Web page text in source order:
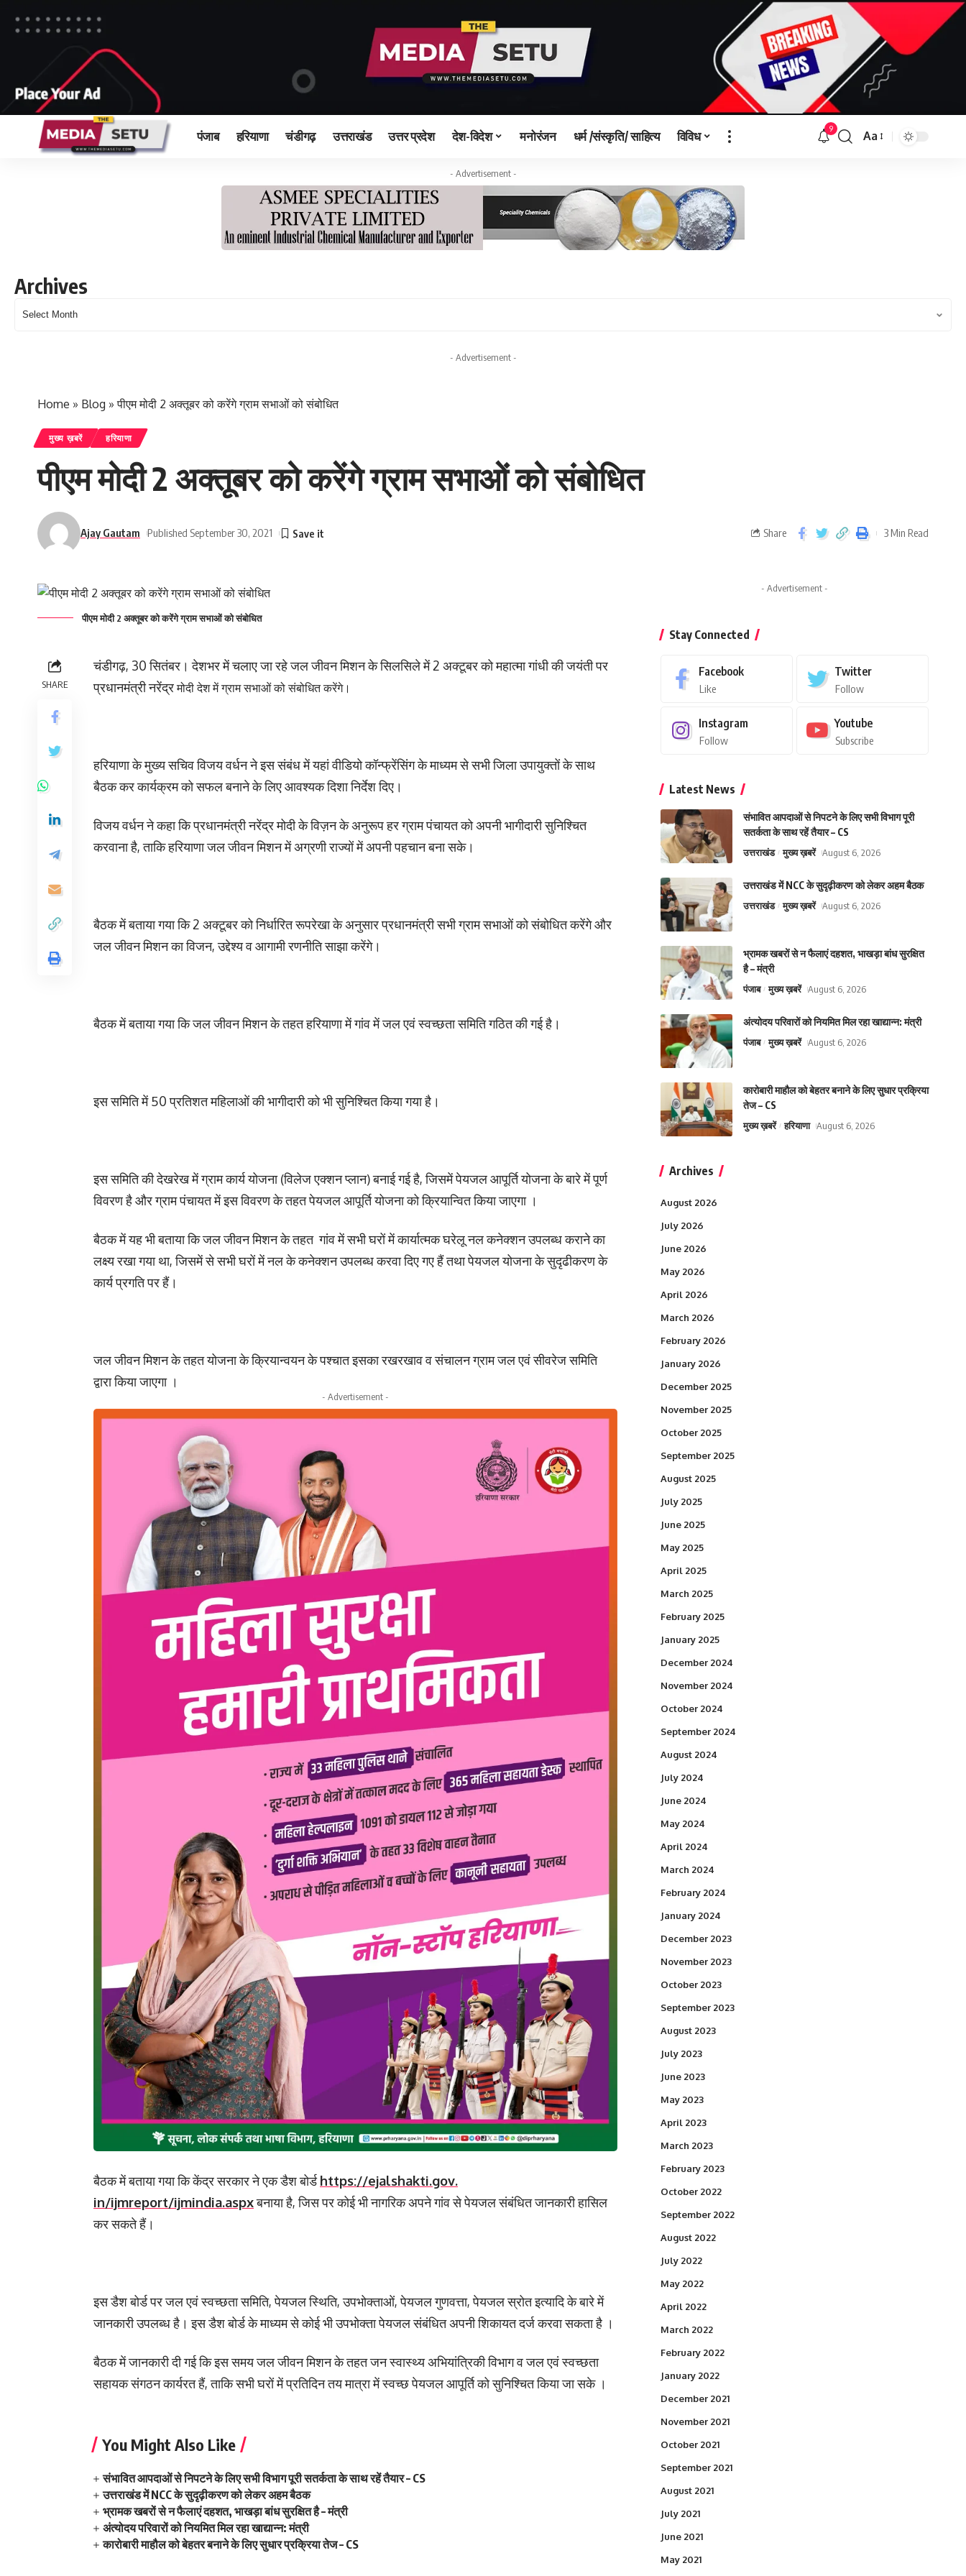
पंजाब हरियाणा चंडीगढ़ उत्तराखंड उत्तर प्रदेश देश-विदेश मनोरंजन धर्म /संस्कृति/ साहित्य विविध 9
Aa
- Advertisement -
Archives
- Advertisement -
Home » Blog »पीएम मोदी 2 अक्तूबर को करेंगे ग्राम सभाओं को संबोधित
मुख्य ख़बरें हरियाणा
पीएम मोदी 2 अक्तूबर को करेंगे ग्राम सभाओं को संबोधित
Ajay Gautam Published September 30, 2021 Share 3 Min Read
पीएम मोदी 2 अक्तूबर को करेंगे ग्राम सभाओं को संबोधित
SHARE
चंडीगढ़, 30 सितंबर। देशभर में चलाए जा रहे जल जीवन मिशन के सिलसिले में 2 अक्टूबर को महात्मा गांधी की जयंती पर
प्रधानमंत्री नरेंद्रमोदी देश में ग्राम सभाओं को संबोधित करेंगे।
हरियाणा के मुख्य सचिव विजय वर्धन ने इस संबंध में यहां वीडियो कॉन्फ्रेंसिंग के माध्यम से सभी जिला उपायुक्तों के साथ
बैठक कर कार्यक्रम को सफल बनाने के लिए आवश्यक दिशा निर्देश दिए।
विजय वर्धन ने कहा कि प्रधानमंत्री नरेंद्र मोदी के विज़न के अनुरूप हर ग्राम पंचायत को अपनी भागीदारी सुनिश्चित
करवाना है, ताकि हरियाणा जल जीवन मिशन में अग्रणी राज्यों में अपनी पहचान बना सके।
बैठक में बताया गया कि 2 अक्टूबर को निर्धारित रूपरेखा के अनुसार प्रधानमंत्री सभी ग्राम सभाओं को संबोधित करेंगे और
जल जीवन मिशन का विजन, उद्देश्य व आगामी रणनीति साझा करेंगे।
बैठक में बताया गया कि जल जीवन मिशन के तहत हरियाणा में गांव में जल एवं स्वच्छता समिति गठित की गई है।
इस समिति में 50 प्रतिशत महिलाओं की भागीदारी को भी सुनिश्चित किया गया है।
इस समिति की देखरेख में ग्राम कार्य योजना (विलेज एक्शन प्लान) बनाई गई है, जिसमें पेयजल आपूर्ति योजना के बारे में पूर्ण
विवरण है और ग्राम पंचायत में इस विवरण के तहत पेयजल आपूर्ति योजना को क्रियान्वित किया जाएगा ।
बैठक में यह भी बताया कि जल जीवन मिशन के तहत गांव में सभी घरों में कार्यात्मक घरेलू नल कनेक्शन उपलब्ध कराने का
लक्ष्य रखा गया था, जिसमें से सभी घरों में नल के कनेक्शन उपलब्ध करवा दिए गए हैं तथा पेयजल योजना के सुदृढीकरण के
कार्य प्रगति पर हैं।
जल जीवन मिशन के तहत योजना के क्रियान्वयन के पश्चात इसका रखरखाव व संचालन ग्राम जल एवं सीवरेज समिति
द्वारा किया जाएगा ।
- Advertisement -
बैठक में बताया गया कि केंद्र सरकार ने एक डैश बोर्डhttps://ejalshakti.gov.
in/ijmreport/ijmindia.aspxबनाया है, जिस पर कोई भी नागरिक अपने गांव से पेयजल संबंधित जानकारी हासिल
कर सकते हैं।
इस डैश बोर्ड पर जल एवं स्वच्छता समिति, पेयजल स्थिति, उपभोक्ताओं, पेयजल गुणवत्ता, पेयजल स्रोत इत्यादि के बारे में
जानकारी उपलब्ध है। इस डैश बोर्ड के माध्यम से कोई भी उपभोक्ता पेयजल संबंधित अपनी शिकायत दर्ज करवा सकता है ।
बैठक में जानकारी दी गई कि इस समय जल जीवन मिशन के तहत जन स्वास्थ्य अभियांत्रिकी विभाग व जल एवं स्वच्छता
सहायक संगठन कार्यरत हैं, ताकि सभी घरों में प्रतिदिन तय मात्रा में स्वच्छ पेयजल आपूर्ति को सुनिश्चित किया जा सके ।
You Might Also Like
संभावित आपदाओं से निपटने के लिए सभी विभाग पूरी सतर्कता के साथ रहें तैयार – CS
उत्तराखंड में NCC के सुदृढ़ीकरण को लेकर अहम बैठक
भ्रामक खबरों से न फैलाएं दहशत, भाखड़ा बांध सुरक्षित है – मंत्री
अंत्योदय परिवारों को नियमित मिल रहा खाद्यान्न: मंत्री
कारोबारी माहौल को बेहतर बनाने के लिए सुधार प्रक्रिया तेज – CS
- Advertisement -
Stay Connected
Facebook
Like
Twitter
Follow
Instagram
Follow
Youtube
Subscribe
Latest News
संभावित आपदाओं से निपटने के लिए सभी विभाग पूरी
सतर्कता के साथ रहें तैयार – CS
उत्तराखंड मुख्य ख़बरें August 6, 2026
उत्तराखंड में NCC के सुदृढ़ीकरण को लेकर अहम बैठक
उत्तराखंड मुख्य ख़बरें August 6, 2026
भ्रामक खबरों से न फैलाएं दहशत, भाखड़ा बांध सुरक्षित
है – मंत्री
पंजाब मुख्य ख़बरें August 6, 2026
अंत्योदय परिवारों को नियमित मिल रहा खाद्यान्न: मंत्री
पंजाब मुख्य ख़बरें August 6, 2026
कारोबारी माहौल को बेहतर बनाने के लिए सुधार प्रक्रिया
तेज – CS
मुख्य ख़बरें हरियाणा August 6, 2026
Archives
August 2026
July 2026
June 2026
May 2026
April 2026
March 2026
February 2026
January 2026
December 2025
November 2025
October 2025
September 2025
August 2025
July 2025
June 2025
May 2025
April 2025
March 2025
February 2025
January 2025
December 2024
November 2024
October 2024
September 2024
August 2024
July 2024
June 2024
May 2024
April 2024
March 2024
February 2024
January 2024
December 2023
November 2023
October 2023
September 2023
August 2023
July 2023
June 2023
May 2023
April 2023
March 2023
February 2023
October 2022
September 2022
August 2022
July 2022
May 2022
April 2022
March 2022
February 2022
January 2022
December 2021
November 2021
October 2021
September 2021
August 2021
July 2021
June 2021
May 2021